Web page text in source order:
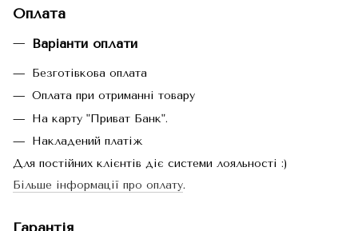
Оплата
Варіанти оплати
Безготівкова оплата
Оплата при отриманні товару
На карту "Приват Банк".
Накладений платіж
Для постійних клієнтів діє системи лояльності :)
Більше інформації про оплату.